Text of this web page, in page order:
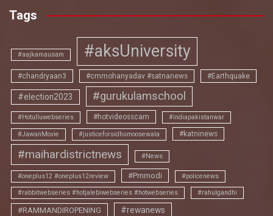
Tags
#aajkamausam #aksUniversity
#chandryaan3 #cmmohanyadav #satnanews #Earthquake
#election2023 #gurukulamschool
#Hotulluwebseries #hotvideosscam #indiapakistanwar
#JawanMovie #justiceforsidhumoosewala #katninews
#maihardistrictnews #News
#oneplus12 #oneplus12review #Pmmodi #policenews
#rabbitwebseries #hotjalebiwebseries #hotwebseries #rahulgandhi
#RAMMANDIROPENING #rewanews